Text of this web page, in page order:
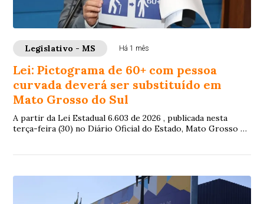
Legislativo - MS Há 1 mês
Lei: Pictograma de 60+ com pessoa
curvada deverá ser substituído em
Mato Grosso do Sul
A partir da Lei Estadual 6.603 de 2026 , publicada nesta
terça-feira (30) no Diário Oficial do Estado, Mato Grosso do